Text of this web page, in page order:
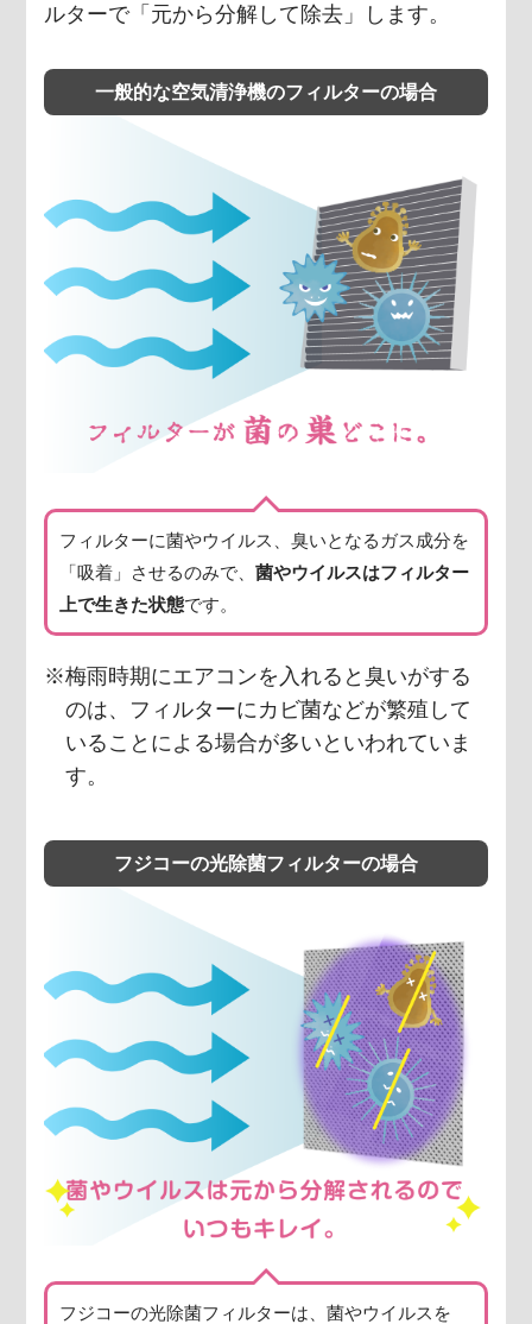
ルターで「元から分解して除去」します。
一般的な空気清浄機のフィルターの場合
フィルターに菌やウイルス、臭いとなるガス成分を
「吸着」させるのみで、菌やウイルスはフィルター
上で生きた状態です。
※梅雨時期にエアコンを入れると臭いがする
のは、 フィルターにカビ菌などが繁殖して
いることによる場合が多いといわれていま
す。
フジコーの光除菌フィルターの場合
フジコーの光除菌フィルターは、菌やウイルスを